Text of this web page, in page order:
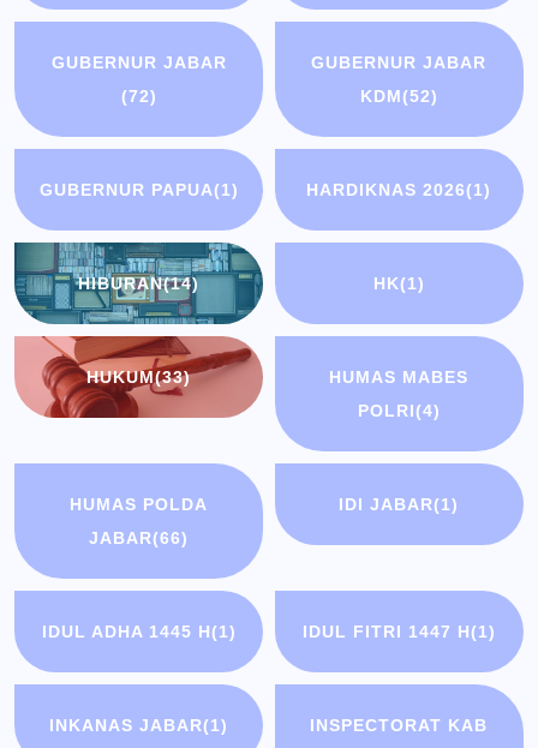
GUBERNUR JABAR
(72)
GUBERNUR JABAR
KDM(52)
GUBERNUR PAPUA(1) HARDIKNAS 2026(1)
HIBURAN(14) HK(1)
HUKUM(33)
HUMAS MABES
POLRI(4)
HUMAS POLDA
JABAR(66)
IDI JABAR(1)
IDUL ADHA 1445 H(1) IDUL FITRI 1447 H(1)
INKANAS JABAR(1)
INSPECTORAT KAB